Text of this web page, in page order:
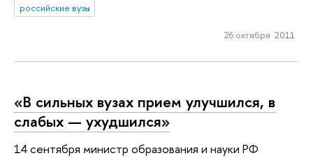
российские вузы
26 октября 2011
«В сильных вузах прием улучшился, в
слабых — ухудшился»
14 сентября министр образования и науки РФ